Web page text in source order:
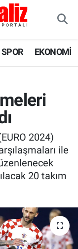
SPOR EKONOMİ
2024)
ile
20 takım